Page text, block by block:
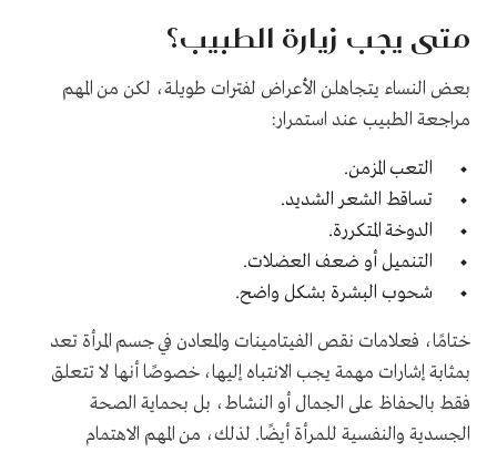
متى يجب زيارة الطبيب؟
بعض النساء يتجاهلن الأعراض لفترات طويلة، لكن من المهم
مراجعة الطبيب عند استمرار:
التعب المزمن.
تساقط الشعر الشديد.
الدوخة المتكررة.
التنميل أو ضعف العضلات.
شحوب البشرة بشكل واضح.
ختامًا، فعلامات نقص الفيتامينات والمعادن في جسم المرأة تعد
بمثابة إشارات مهمة يجب الانتباه إليها، خصوصًا أنها لا تتعلق
فقط بالحفاظ على الجمال أو النشاط، بل بحماية الصحة
الجسدية والنفسية للمرأة أيضًا. لذلك، من المهم الاهتمام